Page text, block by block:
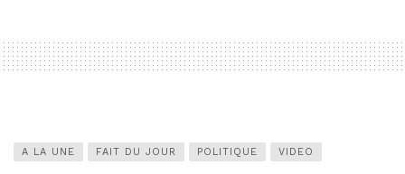
A LA UNE FAIT DU JOUR POLITIQUE VIDEO